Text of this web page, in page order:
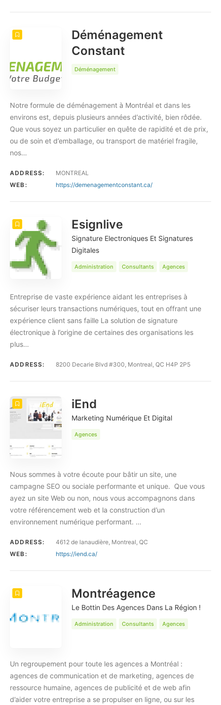
Déménagement
Constant
Déménagement
Notre formule de déménagement à Montréal et dans les
environs est, depuis plusieurs années d’activité, bien rôdée.
Que vous soyez un particulier en quête de rapidité et de prix,
ou de soin et d’emballage, ou transport de matériel fragile,
nos…
ADDRESS:
MONTREAL
WEB:
https://demenagementconstant.ca/
Esignlive
Signature Electroniques Et Signatures
Digitales
Administration Consultants Agences
Entreprise de vaste expérience aidant les entreprises à
sécuriser leurs transactions numériques, tout en offrant une
expérience client sans faille La solution de signature
électronique à l’origine de certaines des organisations les
plus…
ADDRESS: 8200 Decarie Blvd #300, Montreal, QC H4P 2P5
iEnd
Marketing Numérique Et Digital
Agences
Nous sommes à votre écoute pour bâtir un site, une
campagne SEO ou sociale performante et unique. Que vous
ayez un site Web ou non, nous vous accompagnons dans
votre référencement web et la construction d’un
environnement numérique performant. …
ADDRESS:
4612 de lanaudière, Montreal, QC
WEB:
https://iend.ca/
Montréagence
Le Bottin Des Agences Dans La Région !
Administration Consultants Agences
Un regroupement pour toute les agences a Montréal :
agences de communication et de marketing, agences de
ressource humaine, agences de publicité et de web afin
d’aider votre entreprise a se propulser en ligne, ou sur les